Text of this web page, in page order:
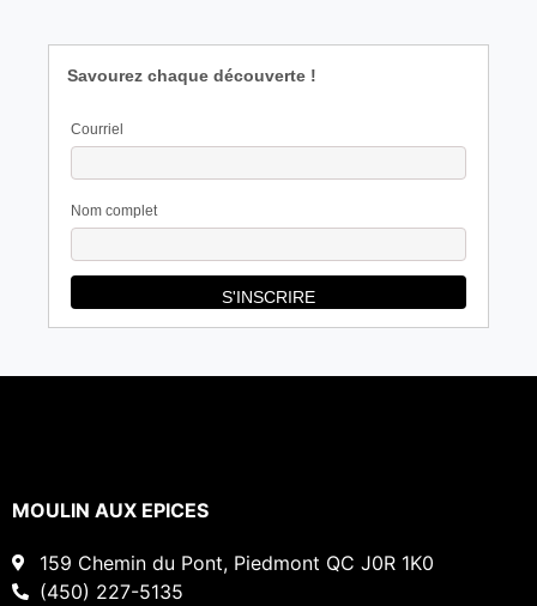
Savourez chaque découverte !
Courriel
Nom complet
MOULIN AUX EPICES
159 Chemin du Pont, Piedmont QC J0R 1K0
(450) 227-5135